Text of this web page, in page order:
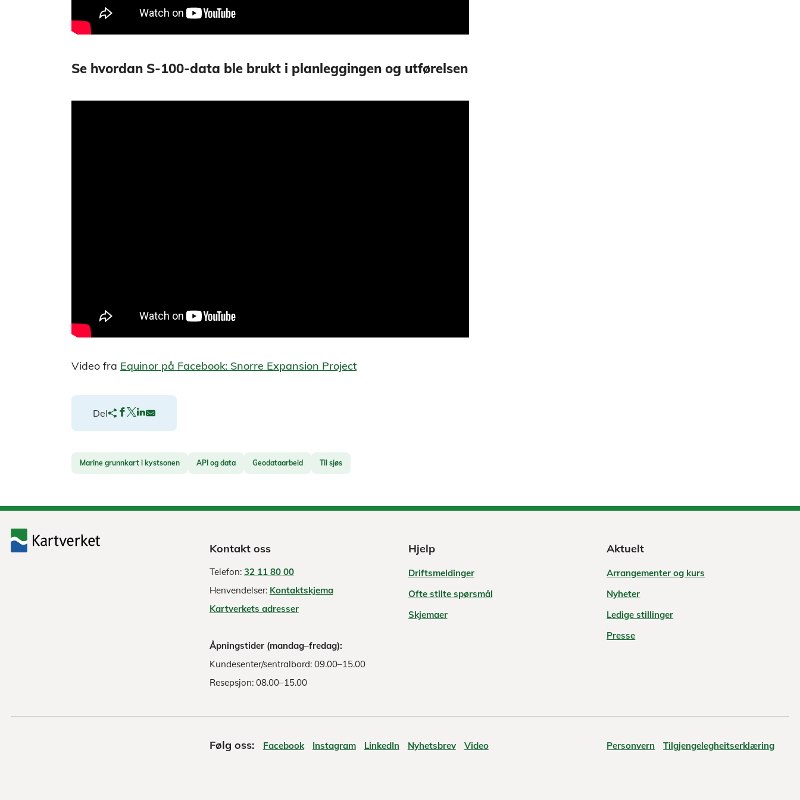
Se hvordan S-100-data ble brukt i planleggingen og utførelsen
Video fra Equinor på Facebook: Snorre Expansion Project
Del
Marine grunnkart i kystsonen API og data Geodataarbeid Til sjøs
Kontakt oss
Telefon: 32 11 80 00
Henvendelser: Kontaktskjema
Kartverkets adresser
Åpningstider (mandag–fredag):
Kundesenter/sentralbord: 09.00–15.00
Resepsjon: 08.00–15.00
Hjelp
Driftsmeldinger
Ofte stilte spørsmål
Skjemaer
Aktuelt
Arrangementer og kurs
Nyheter
Ledige stillinger
Presse
Følg oss: Facebook Instagram LinkedIn Nyhetsbrev Video Personvern Tilgjengelegheitserklæring